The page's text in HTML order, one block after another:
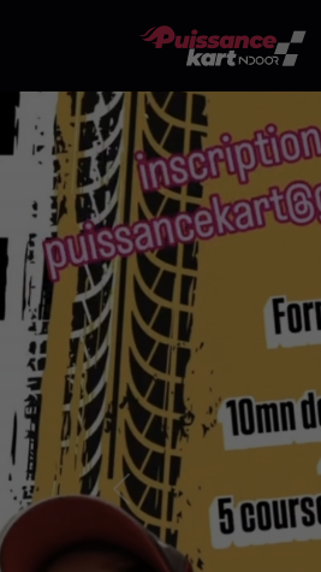
Previous